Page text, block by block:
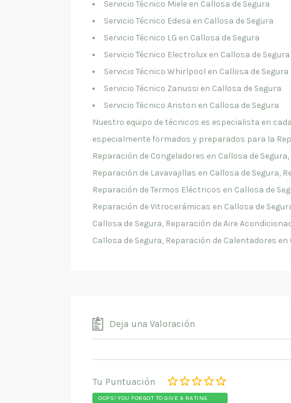
Servicio Técnico Miele en Callosa de Segura
Servicio Técnico Edesa en Callosa de Segura
Servicio Técnico LG en Callosa de Segura
Servicio Técnico Electrolux en Callosa de Segura
Servicio Técnico Whirlpool en Callosa de Segura
Servicio Técnico Zanussi en Callosa de Segura
Servicio Técnico Ariston en Callosa de Segura
Nuestro equipo de técnicos es especialista en
especialmente formados y preparados para la
Reparación de Congeladores en Callosa de
Reparación de Lavavajillas en Callosa de Segura,
Reparación de Termos Eléctricos en Callosa de
Reparación de Vitrocerámicas en Callosa de
Callosa de Segura, Reparación de Aire
Callosa de Segura, Reparación de Calentadores en
Deja una Valoración
Tu Puntuación
OOPS! YOU FORGOT TO GIVE A RATING.